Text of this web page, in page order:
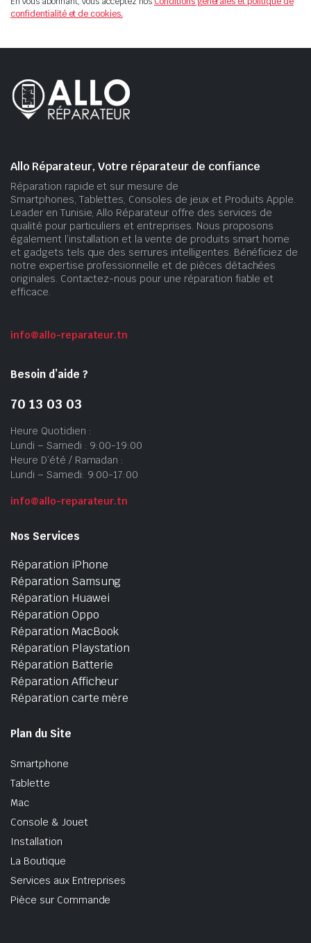
confidentialité et de cookies.
Allo Réparateur, Votre réparateur de confiance
Réparation rapide et sur mesure de
Smartphones, Tablettes, Consoles de jeux et Produits Apple.
Leader en Tunisie, Allo Réparateur offre des services de
qualité pour particuliers et entreprises. Nous proposons
également l’installation et la vente de produits smart home
et gadgets tels que des serrures intelligentes. Bénéficiez de
notre expertise professionnelle et de pièces détachées
originales. Contactez-nous pour une réparation fiable et
efficace.
info@allo-reparateur.tn
Besoin d’aide ?
70 13 03 03
Heure Quotidien :
Lundi – Samedi : 9:00-19:00
Heure D’été / Ramadan :
Lundi – Samedi: 9:00-17:00
info@allo-reparateur.tn
Nos Services
Réparation iPhone
Réparation Samsung
Réparation Huawei
Réparation Oppo
Réparation MacBook
Réparation Playstation
Réparation Batterie
Réparation Afficheur
Réparation carte mère
Plan du Site
Smartphone
Tablette
Mac
Console & Jouet
Installation
La Boutique
Services aux Entreprises
Pièce sur Commande